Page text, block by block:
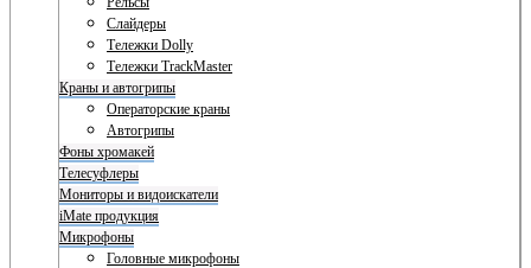
Слайдеры
Тележки Dolly
Тележки TrackMaster
Краны и автогрипы
Операторские краны
Автогрипы
Фоны хромакей
Телесуфлеры
Мониторы и видоискатели
iMate продукция
Микрофоны
Головные микрофоны